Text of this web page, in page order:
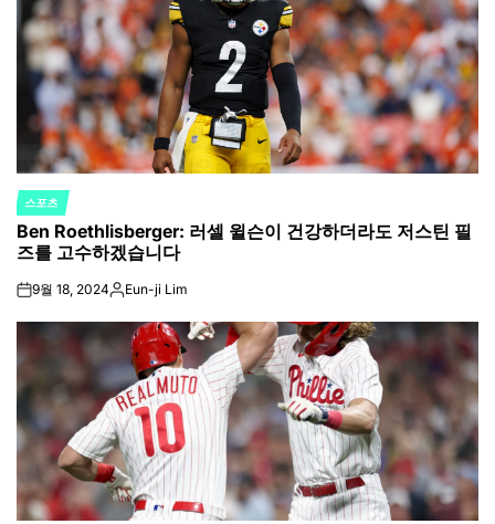
POSTED
IN
스포츠
Ben Roethlisberger: 러셀 윌슨이 건강하더라도 저스틴 필
즈를 고수하겠습니다
on9월 18, 2024Posted
Eun-ji Lim